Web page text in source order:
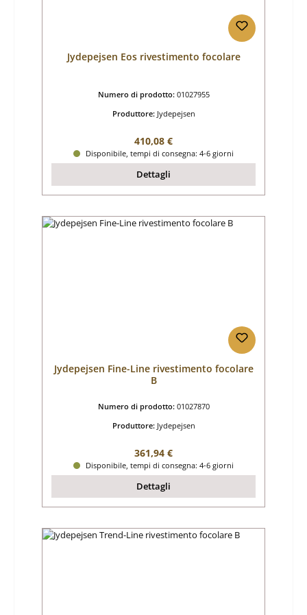
Jydepejsen Eos rivestimento focolare
Numero di prodotto: 01027955
Produttore: Jydepejsen
Prezzo normale:
410,08 €
Disponibile, tempi di consegna: 4-6 giorni
Dettagli
Jydepejsen Fine-Line rivestimento focolare
B
Numero di prodotto: 01027870
Produttore: Jydepejsen
Prezzo normale:
361,94 €
Disponibile, tempi di consegna: 4-6 giorni
Dettagli